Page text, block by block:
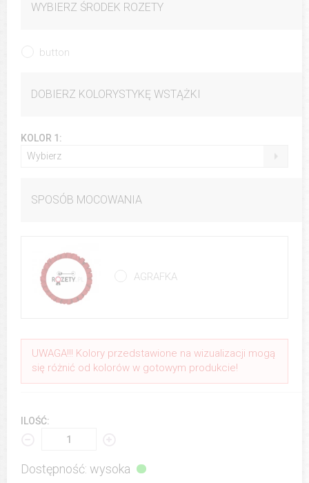
WYBIERZ ŚRODEK ROZETY
button
DOBIERZ KOLORYSTYKĘ WSTĄŻKI
KOLOR 1:
Wybierz
SPOSÓB MOCOWANIA
AGRAFKA
UWAGA!!! Kolory przedstawione na wizualizacji mogą
się różnić od kolorów w gotowym produkcie!
ILOŚĆ:
Dostępność: wysoka